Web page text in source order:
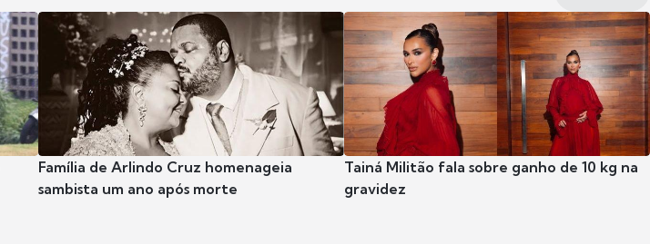
Família de Arlindo Cruz homenageia
sambista um ano após morte
Tainá Militão fala sobre ganho de 10 kg na
gravidez